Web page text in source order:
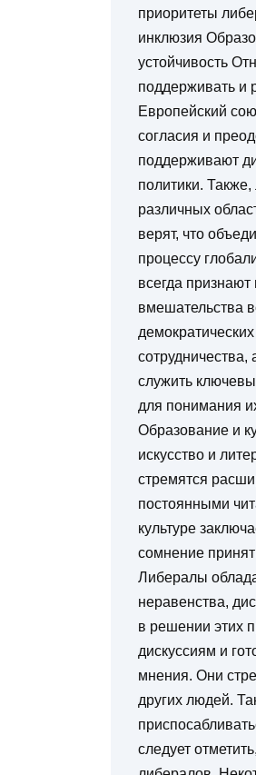
приоритеты
инклюзия
устойчивость
поддерживать и
Европейский
согласия и
поддерживают
политики.
различных
верят, что
процессу
всегда
вмешательства
служить
для понимания
Образование и
искусство и
стремятся
постоянными
культуре
сомнение
Либералы
неравенства,
в решении этих
дискуссиям и
мнения. Они
других людей.
следует